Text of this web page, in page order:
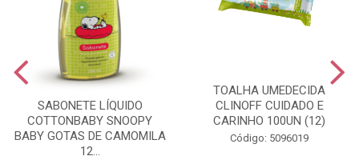
SABONETE LÍQUIDO
COTTONBABY SNOOPY
BABY GOTAS DE CAMOMILA
12...
TOALHA UMEDECIDA
CLINOFF CUIDADO E
CARINHO 100UN (12)
Código: 5096019